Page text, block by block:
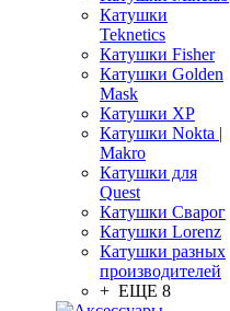
Катушки
Teknetics
Катушки Fisher
Катушки Golden
Mask
Катушки XP
Катушки Nokta |
Makro
Катушки для
Quest
Катушки Сварог
Катушки Lorenz
Катушки разных
производителей
+ ЕЩЕ 8